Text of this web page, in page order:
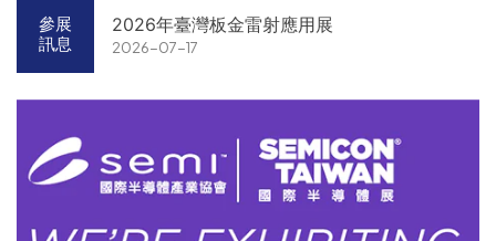
參展
訊息
2026年臺灣板金雷射應用展
2026-07-17